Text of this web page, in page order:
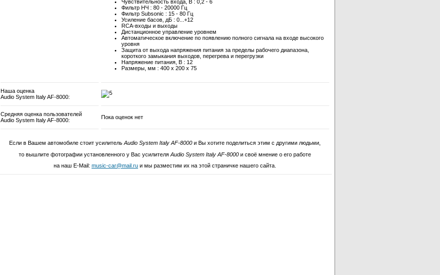
Чувствительность входа, В : 0,2 - 6
Фильтр НЧ : 80 - 20000 Гц
Фильтр Subsonic : 15 - 80 Гц
Усиление басов, дБ : 0...+12
RCA-входы и выходы
Дистанционное управление уровнем
Автоматическое включение по появлению полного сигнала на входе высокого
уровня
Защита от выхода напряжения питания за пределы рабочего диапазона,
короткого замыкания выходов, перегрева и перегрузки
Напряжение питания, В : 12
Размеры, мм : 400 x 200 x 75
Наша оценка
Audio System Italy AF-8000:
Средняя оценка пользователей
Audio System Italy AF-8000:
Пока оценок нет
Если в Вашем автомобиле стоит усилитель Audio System Italy AF-8000 и Вы хотите поделиться этим с другими людьми,
то вышлите фотографии установленного у Вас усилителя Audio System Italy AF-8000 и своё мнение о его работе
на наш E-Mail: music-car@mail.ru и мы разместим их на этой страничке нашего сайта.